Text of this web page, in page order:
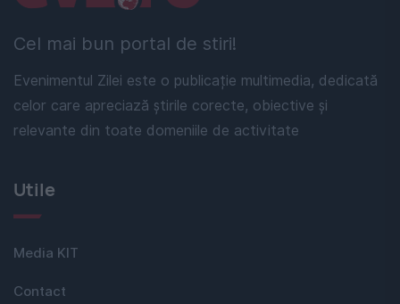
Cel mai bun portal de stiri!
Evenimentul Zilei este o publicație multimedia, dedicată
celor care apreciază știrile corecte, obiective și
relevante din toate domeniile de activitate
Utile
Media KIT
Contact